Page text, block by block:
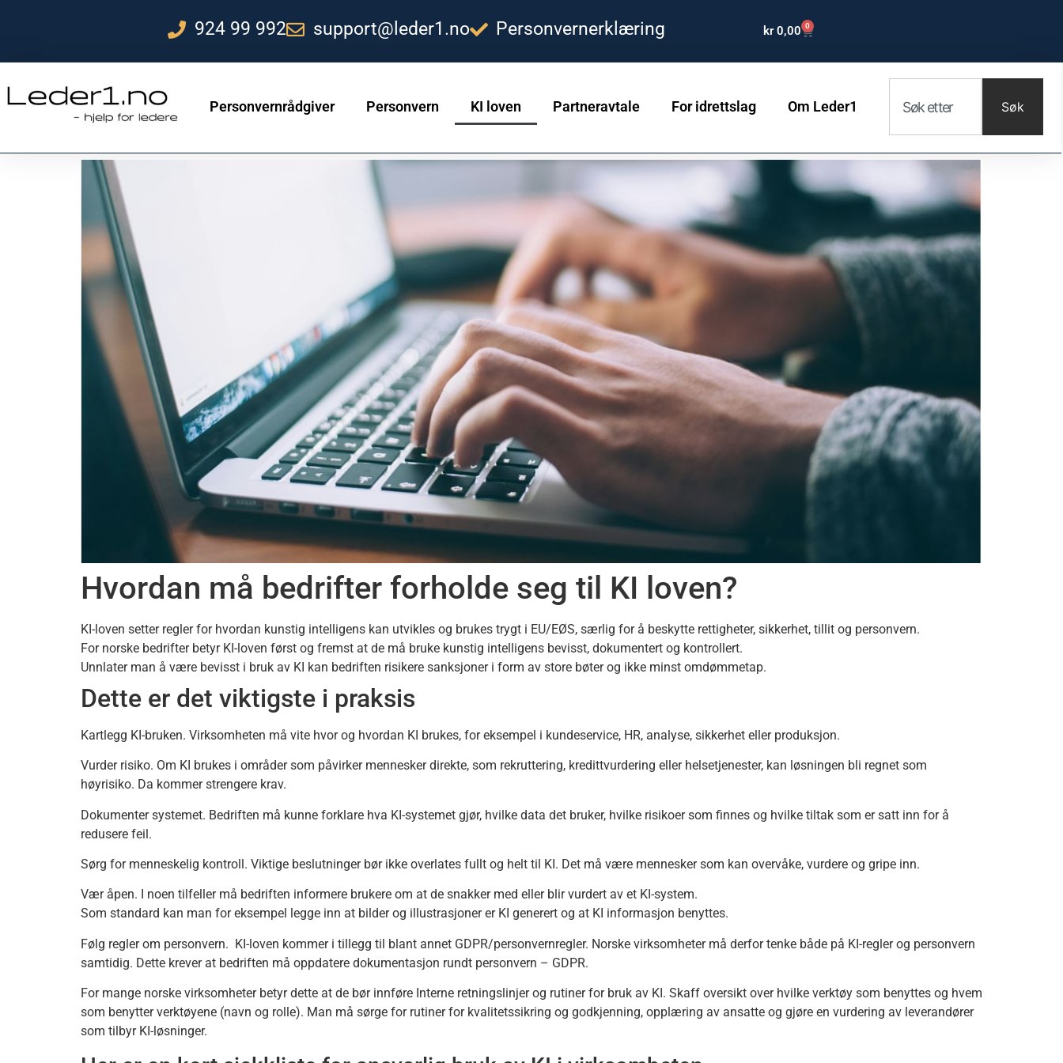
924 99 992 support@leder1.no Personvernerklæring kr0,00 0
Personvernrådgiver Personvern KI loven Partneravtale For idrettslag Om Leder1 Søk
Hvordan må bedrifter forholde seg til KI loven?
KI-loven setter regler for hvordan kunstig intelligens kan utvikles og brukes trygt i EU/EØS, særlig for å beskytte rettigheter, sikkerhet, tillit og personvern.
For norske bedrifter betyr KI-loven først og fremst at de må bruke kunstig intelligens bevisst, dokumentert og kontrollert.
Unnlater man å være bevisst i bruk av KI kan bedriften risikere sanksjoner i form av store bøter og ikke minst omdømmetap.
Dette er det viktigste i praksis
Kartlegg KI-bruken. Virksomheten må vite hvor og hvordan KI brukes, for eksempel i kundeservice, HR, analyse, sikkerhet eller produksjon.
Vurder risiko. Om KI brukes i områder som påvirker mennesker direkte, som rekruttering, kredittvurdering eller helsetjenester, kan løsningen bli regnet som
høyrisiko. Da kommer strengere krav.
Dokumenter systemet. Bedriften må kunne forklare hva KI-systemet gjør, hvilke data det bruker, hvilke risikoer som finnes og hvilke tiltak som er satt inn for å
redusere feil.
Sørg for menneskelig kontroll. Viktige beslutninger bør ikke overlates fullt og helt til KI. Det må være mennesker som kan overvåke, vurdere og gripe inn.
Vær åpen. I noen tilfeller må bedriften informere brukere om at de snakker med eller blir vurdert av et KI-system.
Som standard kan man for eksempel legge inn at bilder og illustrasjoner er KI generert og at KI informasjon benyttes.
Følg regler om personvern. KI-loven kommer i tillegg til blant annet GDPR/personvernregler. Norske virksomheter må derfor tenke både på KI-regler og personvern
samtidig. Dette krever at bedriften må oppdatere dokumentasjon rundt personvern – GDPR.
For mange norske virksomheter betyr dette at de bør innføre Interne retningslinjer og rutiner for bruk av KI. Skaff oversikt over hvilke verktøy som benyttes og hvem
som benytter verktøyene (navn og rolle). Man må sørge for rutiner for kvalitetssikring og godkjenning, opplæring av ansatte og gjøre en vurdering av leverandører
som tilbyr KI-løsninger.